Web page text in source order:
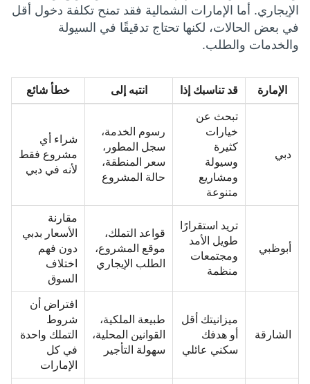
الإيجاري. أما الإمارات الشمالية فقد تمنح تكلفة دخول أقل
في بعض الحالات، لكنها تحتاج تدقيقًا في السيولة
والخدمات والطلب.
الإمارة قد تناسبك إذا انتبه إلى خطأ شائع
دبي
تبحث عن
خيارات
كثيرة
وسيولة
ومشاريع
متنوعة
رسوم الخدمة،
سجل المطور،
سعر المنطقة،
حالة المشروع
شراء أي
مشروع فقط
لأنه في دبي
أبوظبي
تريد استقرارًا
طويل الأمد
ومجتمعات
منظمة
قواعد التملك،
موقع المشروع،
الطلب الإيجاري
مقارنة
الأسعار بدبي
دون فهم
اختلاف
السوق
الشارقة
ميزانيتك أقل
أو هدفك
سكني عائلي
طبيعة الملكية،
القوانين المحلية،
سهولة التأجير
افتراض أن
شروط
التملك واحدة
في كل
الإمارات